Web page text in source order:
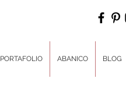
PORTAFOLIO ABANICO BLOG